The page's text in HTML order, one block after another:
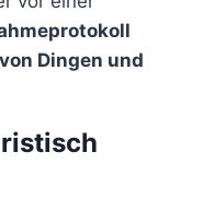
Dingen und